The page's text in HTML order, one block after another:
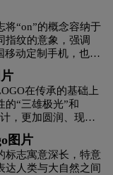
果汁logo设计
设计
设计
将“on”的概念容纳于
指纹的意象，强调
移动定制手机，也代
外围弧线表征为电
同时体现出传播与
在传承的基础上
的“三雄极光”和
，更加圆润、现代
寓意进行释义：
（电器）、
示了三雄极光在照明
图片
标志寓意深长，特意
达人类与大自然之间